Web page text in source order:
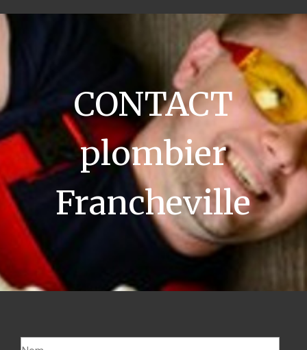
CONTACT
plombier
Francheville